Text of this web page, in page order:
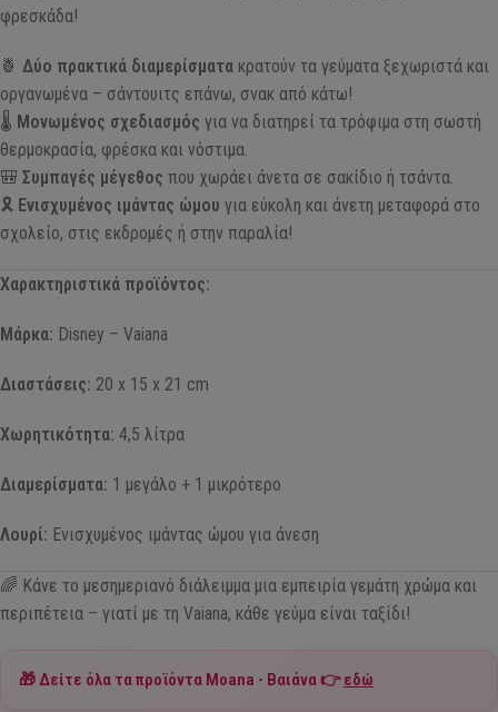
φρεσκάδα!
🍍 Δύο πρακτικά διαμερίσματα κρατούν τα γεύματα ξεχωριστά και
οργανωμένα – σάντουιτς επάνω, σνακ από κάτω!
🌡️ Μονωμένος σχεδιασμός για να διατηρεί τα τρόφιμα στη σωστή
θερμοκρασία, φρέσκα και νόστιμα.
🎒 Συμπαγές μέγεθος που χωράει άνετα σε σακίδιο ή τσάντα.
🎗️ Ενισχυμένος ιμάντας ώμου για εύκολη και άνετη μεταφορά στο
σχολείο, στις εκδρομές ή στην παραλία!
Χαρακτηριστικά προϊόντος:
Μάρκα: Disney – Vaiana
Διαστάσεις: 20 x 15 x 21 cm
Χωρητικότητα: 4,5 λίτρα
Διαμερίσματα: 1 μεγάλο + 1 μικρότερο
Λουρί: Ενισχυμένος ιμάντας ώμου για άνεση
🌈 Κάνε το μεσημεριανό διάλειμμα μια εμπειρία γεμάτη χρώμα και
περιπέτεια – γιατί με τη Vaiana, κάθε γεύμα είναι ταξίδι!
🎁 Δείτε όλα τα προϊόντα Moana - Βαιάνα👉εδώ